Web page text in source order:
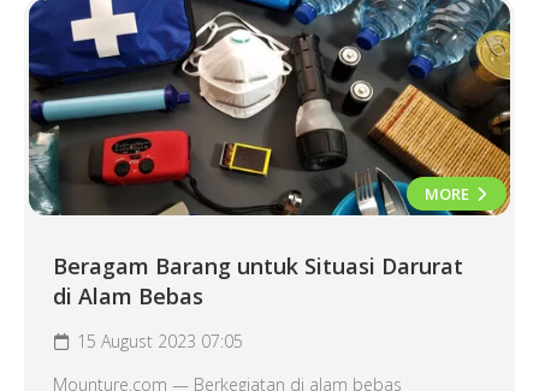
MORE
Beragam Barang untuk Situasi Darurat
di Alam Bebas
15 August 2023 07:05
Mounture.com — Berkegiatan di alam bebas